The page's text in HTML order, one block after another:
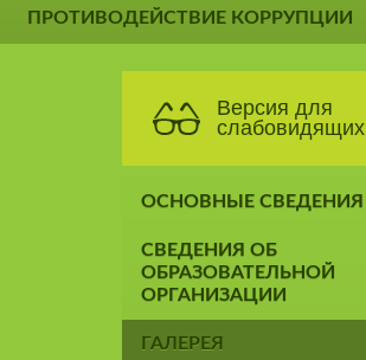
ПРОТИВОДЕЙСТВИЕ КОРРУПЦИИ
Версия для
слабовидящих
ОСНОВНЫЕ СВЕДЕНИЯ
СВЕДЕНИЯ ОБ
ОБРАЗОВАТЕЛЬНОЙ
ОРГАНИЗАЦИИ
ГАЛЕРЕЯ